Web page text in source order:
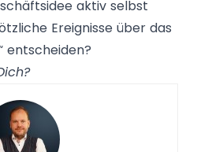
aktiv selbst
Ereignisse über das
entscheiden?